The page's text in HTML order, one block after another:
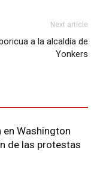
Next article
a la alcaldía de
Yonkers
Washington
de las protestas